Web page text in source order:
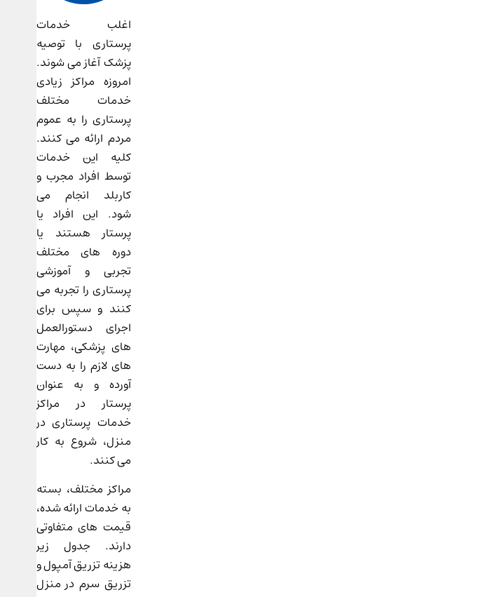
اغلب خدمات
پرستاری با توصیه
پزشک آغاز می شوند.
امروزه مراکز زیادی
خدمات مختلف
پرستاری را به عموم
مردم ارائه می کنند.
کلیه این خدمات
توسط افراد مجرب و
کاربلد انجام می
شود. این افراد یا
پرستار هستند یا
دوره های مختلف
تجربی و آموزشی
پرستاری را تجربه می
‌کنند و سپس برای
اجرای دستورالعمل
های پزشکی، مهارت
های لازم را به دست
آورده و به عنوان
پرستار در مراکز
خدمات پرستاری در
منزل، شروع به کار
می کنند.
مراکز مختلف، بسته
به خدمات ارائه شده،
قیمت های متفاوتی
دارند. جدول زیر
هزینه تزریق آمپول و
تزریق سرم در منزل